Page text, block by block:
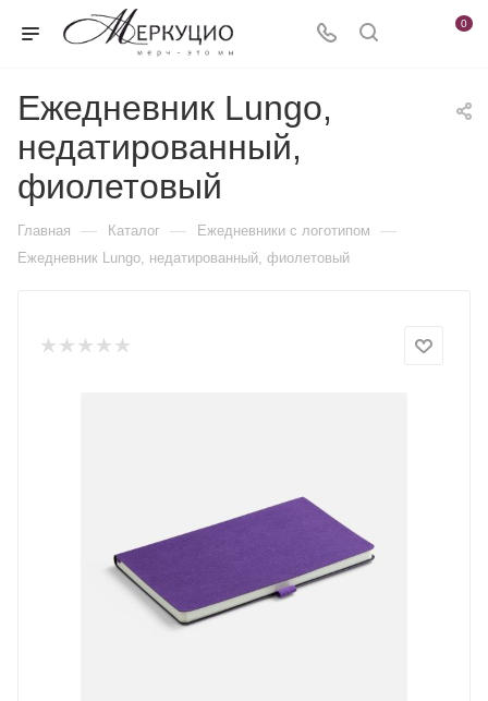
0
Ежедневник Lungo,
недатированный,
фиолетовый
Главная — Каталог — Ежедневники c логотипом —
Ежедневник Lungo, недатированный, фиолетовый